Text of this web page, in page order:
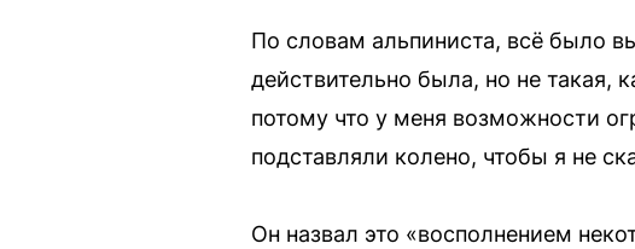
По словам альпиниста, всё было
действительно была, но не такая,
потому что у меня возможности
подставляли колено, чтобы я не
Он назвал это «восполнением